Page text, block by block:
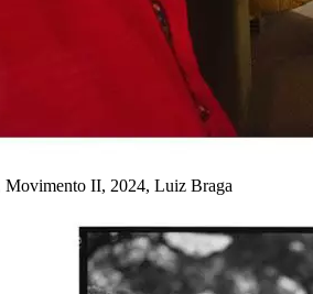
Movimento II, 2024, Luiz Braga